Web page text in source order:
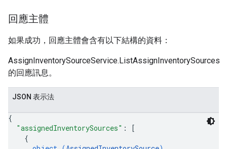
回應主體
如果成功，回應主體會含有以下結構的資料：
AssignInventorySourceService.ListAssignInventorySources
的回應訊息。
JSON 表示法
{
"assignedInventorySources" :
[
{